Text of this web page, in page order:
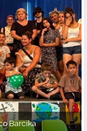
Barcika